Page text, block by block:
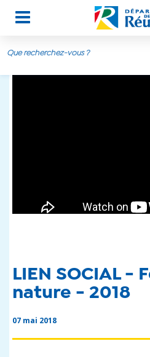
LIEN SOCIAL -
nature - 2018
07 mai 2018